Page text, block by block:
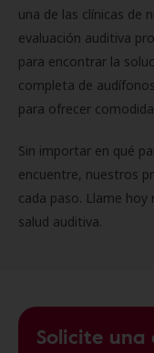
una de las clínicas de
evaluación auditiva
para encontrar la
completa de
para ofrecer
Sin importar en qué
encuentre, nuestros
cada paso. Llame
salud auditiva.
Solicite una